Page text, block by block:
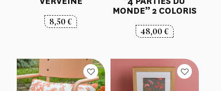
8,50€
MONDE” 2 COLORIS
48,00€